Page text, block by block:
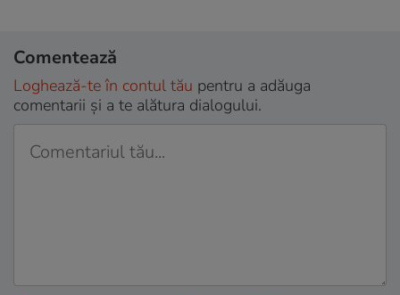
Comentează
Loghează-te în contul tău pentru a adăuga
comentarii și a te alătura dialogului.